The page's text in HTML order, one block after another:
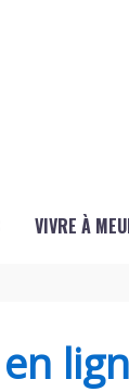
VIVRE À